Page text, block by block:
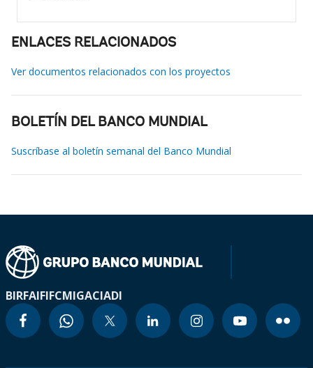
ENLACES RELACIONADOS
Ver documentos relacionados con los proyectos
BOLETÍN DEL BANCO MUNDIAL
Suscríbase al boletín semanal del Banco Mundial
BIRFAIFIFCMIGACIADI